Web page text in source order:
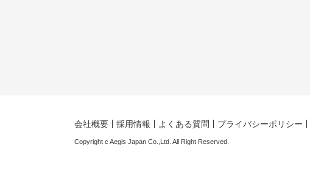
会社概要 採用情報 よくある質問 プライバシーポリシー
Copyright c Aegis Japan Co.,Ltd. All Right Reserved.